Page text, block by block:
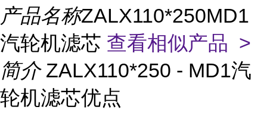
产品名称ZALX110*250MD1
汽轮机滤芯 查看相似产品 >
简介 ZALX110*250 - MD1汽
轮机滤芯优点